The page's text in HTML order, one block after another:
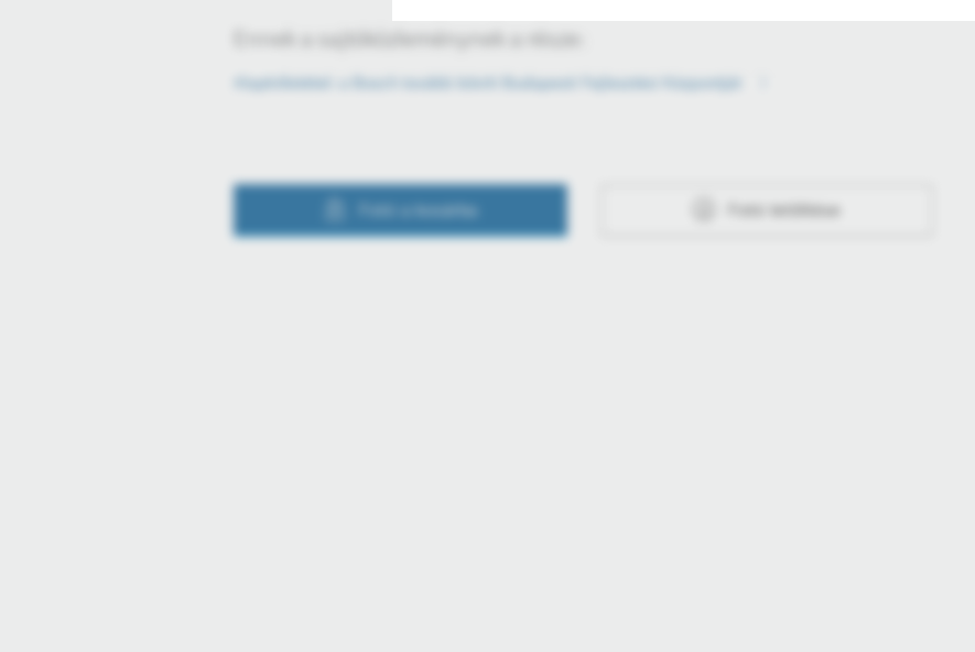
Ennek a sajtóközleménynek a része:
Alapkőletétel: a Bosch tovább bővíti Budapesti Fejlesztési Központját
Fotó a kosárba Fotó letöltése